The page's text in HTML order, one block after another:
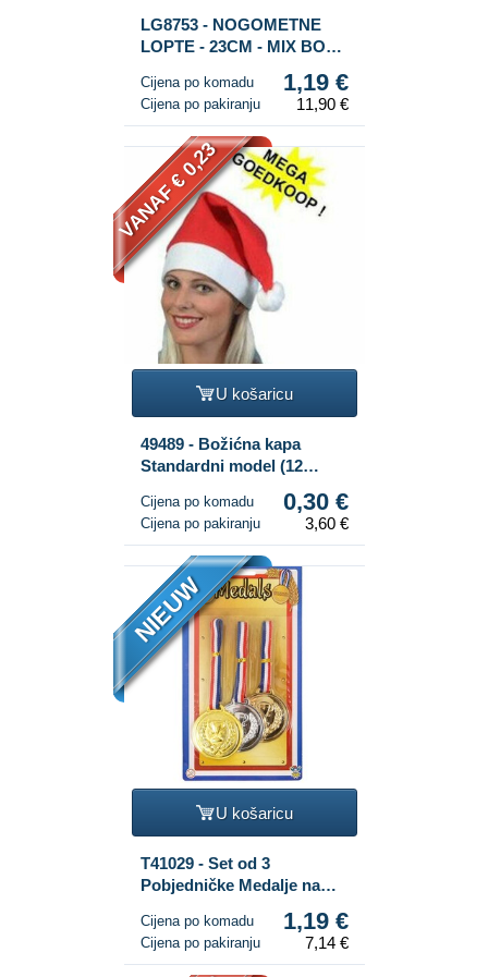
LG8753 - NOGOMETNE
LOPTE - 23CM - MIX BOJA
Cijena po komadu 1,19 €
Cijena po pakiranju 11,90 €
VANAF € 0,23
U košaricu
49489 - Božićna kapa
Standardni model (12
Cijena po komadu 0,30 €
Cijena po pakiranju 3,60 €
NIEUW
U košaricu
T41029 - Set od 3
Pobjedničke Medalje na
Brončana) 6kom
Cijena po komadu 1,19 €
Cijena po pakiranju 7,14 €